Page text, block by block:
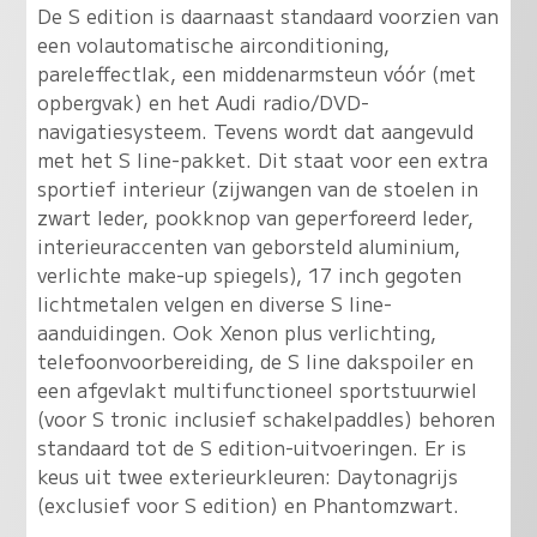
De S edition is daarnaast standaard voorzien van
een volautomatische airconditioning,
pareleffectlak, een middenarmsteun vóór (met
opbergvak) en het Audi radio/DVD-
navigatiesysteem. Tevens wordt dat aangevuld
met het S line-pakket. Dit staat voor een extra
sportief interieur (zijwangen van de stoelen in
zwart leder, pookknop van geperforeerd leder,
interieuraccenten van geborsteld aluminium,
verlichte make-up spiegels), 17 inch gegoten
lichtmetalen velgen en diverse S line-
aanduidingen. Ook Xenon plus verlichting,
telefoonvoorbereiding, de S line dakspoiler en
een afgevlakt multifunctioneel sportstuurwiel
(voor S tronic inclusief schakelpaddles) behoren
standaard tot de S edition-uitvoeringen. Er is
keus uit twee exterieurkleuren: Daytonagrijs
(exclusief voor S edition) en Phantomzwart.